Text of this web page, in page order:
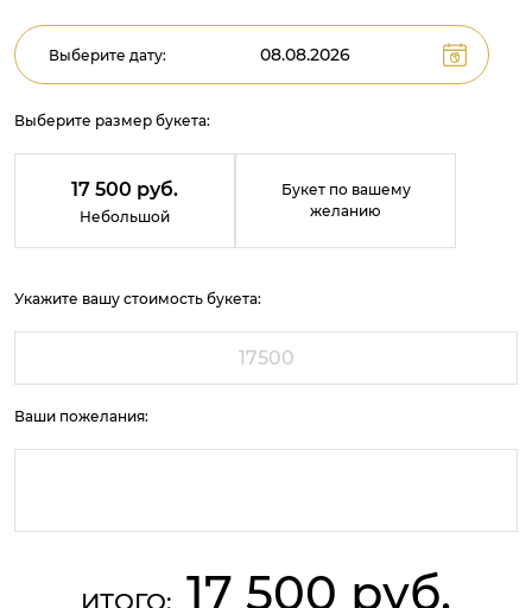
Выберите дату:
Выберите размер букета:
17 500 руб.
Небольшой
Букет по вашему
желанию
Укажите вашу стоимость букета:
Ваши пожелания:
17 500 руб.